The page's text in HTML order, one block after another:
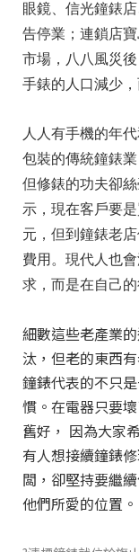
眼鏡、信光鐘錶
告停業；連鎖店
市場，八八風災
手錶的人口減少，
人人有手機的年
包裝的傳統鐘錶
但修錶的功夫卻
示，現在客戶要
元，但到鐘錶老
費用。現代人也
求，而是在自己
細數這些老產業
汰，但老的東西
鐘錶代表的不只
慣。在電器只要
舊好， 因為大家
有人想接續鐘錶
闆，卻堅持要繼
他們所愛的位置。